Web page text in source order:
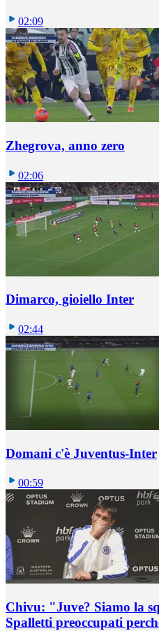
02:09
Zhegrova, anno zero
02:06
Dimarco, gioiello Inter
02:44
Domani c'è Juventus-Inter
00:59
Chivu: "Juve? Siamo la
Spalletti preoccupati